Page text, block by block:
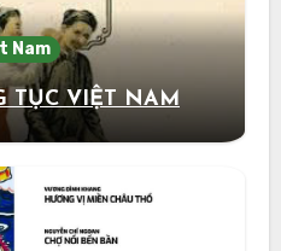
Nam
TỤC VIỆT NAM